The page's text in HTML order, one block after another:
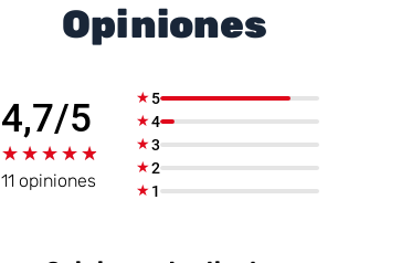
Opiniones
4,7/5
★★★★★
★★★★★
11 opiniones
★5
★4
★3
★2
★1